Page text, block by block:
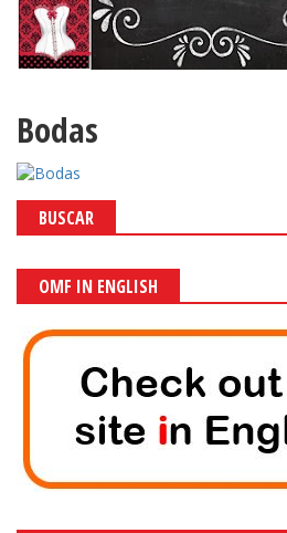
Bodas
BUSCAR
OMF IN ENGLISH